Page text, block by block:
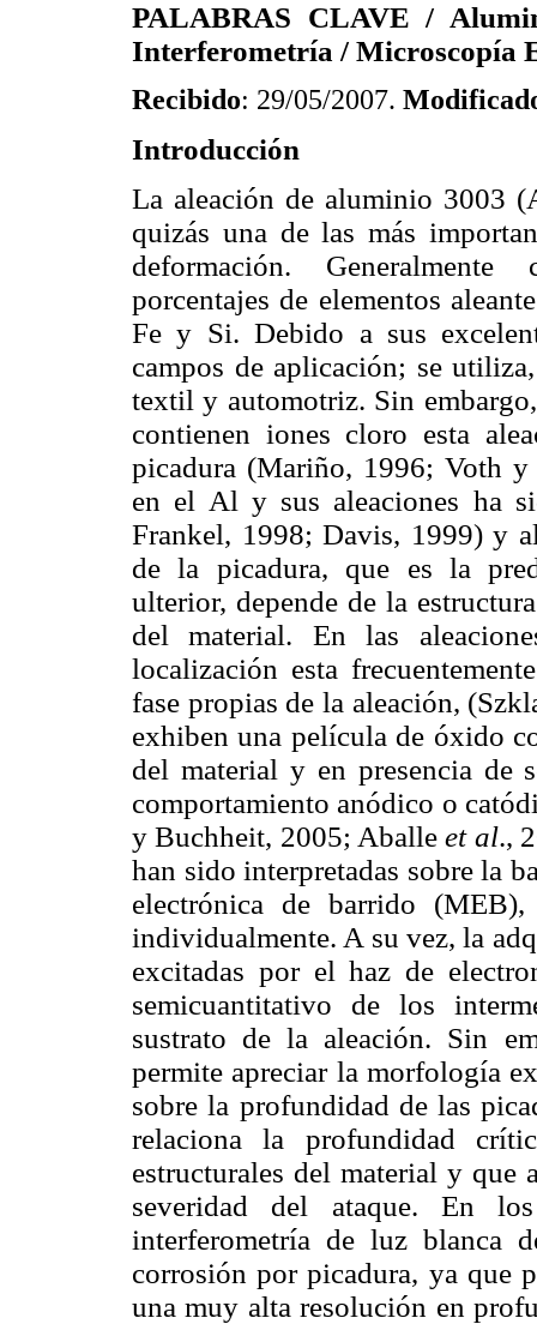
PALABRAS CLAVE /
Interferometría / Microscopía
Recibido: 29/05/2007.
Introducción
La aleación de aluminio 3003
quizás una de las más
deformación.
porcentajes de elementos
Fe y Si. Debido a sus
campos de aplicación; se
textil y automotriz. Sin
contienen iones cloro esta
picadura (Mariño, 1996; Voth
en el Al y sus aleaciones ha
Frankel, 1998; Davis, 1999) y
de la picadura, que es la
ulterior, depende de la
del material. En las
localización esta
fase propias de la aleación,
exhiben una película de óxido
del material y en presencia de
comportamiento anódico o
y Buchheit, 2005; Aballeet al.,
han sido interpretadas sobre la
electrónica de barrido
individualmente. A su vez, la
excitadas por el haz de
semicuantitativo de los
sustrato de la aleación. Sin
permite apreciar la morfología
sobre la profundidad de las
relaciona la profundidad
estructurales del material y
severidad del ataque. En
interferometría de luz blanca
corrosión por picadura, ya que
una muy alta resolución en